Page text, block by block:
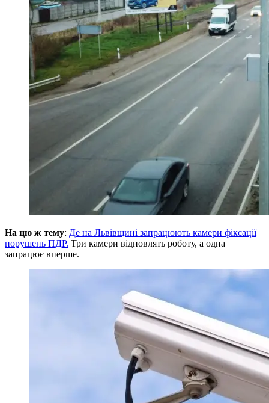
На цю ж тему: Де на Львівщині запрацюють камери фіксації
порушень ПДР. Три камери відновлять роботу, а одна
запрацює вперше.